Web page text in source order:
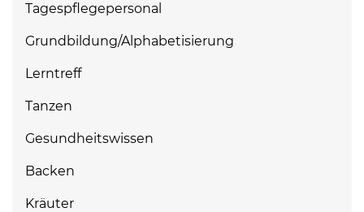
Tagespflegepersonal
Grundbildung/Alphabetisierung
Lerntreff
Tanzen
Gesundheitswissen
Backen
Kräuter